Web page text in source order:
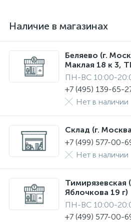
Наличие в магазинах
Беляево (г.
Маклая 18 к 3,
ПН-ВС 10:00-
+7 (495) 139-65-
Нет в наличии
Склад (г.
+7 (499) 577-00-
Нет в наличии
Тимирязевская
Яблочкова 19 г)
ПН-ВС 10:00-
+7 (499) 577-00-